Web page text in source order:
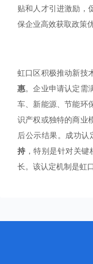
贴和人才引进激励，
保企业高效获取政策
虹口区积极推动新技
惠。企业申请认定需
车、新能源、节能环
识产权或独特的商业
后公示结果。成功
持 ，特别是针对关
长。该认定机制是虹